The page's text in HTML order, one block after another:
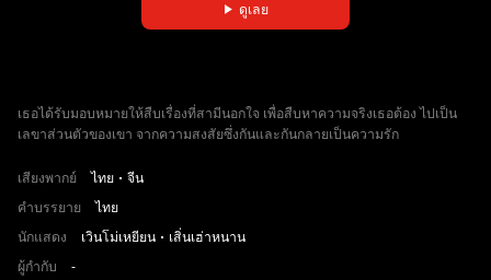
ดูเลย
เธอได้รับมอบหมายให้สืบเรื่องที่สามีนอกใจ เพื่อสืบหาความจริงเธอต้อง ไปเป็น
เลขาส่วนตัวของเขา จากความสงสัยซึ่งกันและกันกลายเป็นความรัก
เสียงพากย์ ไทย
จีน
คำบรรยาย
ไทย
นักแสดง
เวินโม่เหยียน
เสิ่นเฮ่าหนาน
ผู้กำกับ
-